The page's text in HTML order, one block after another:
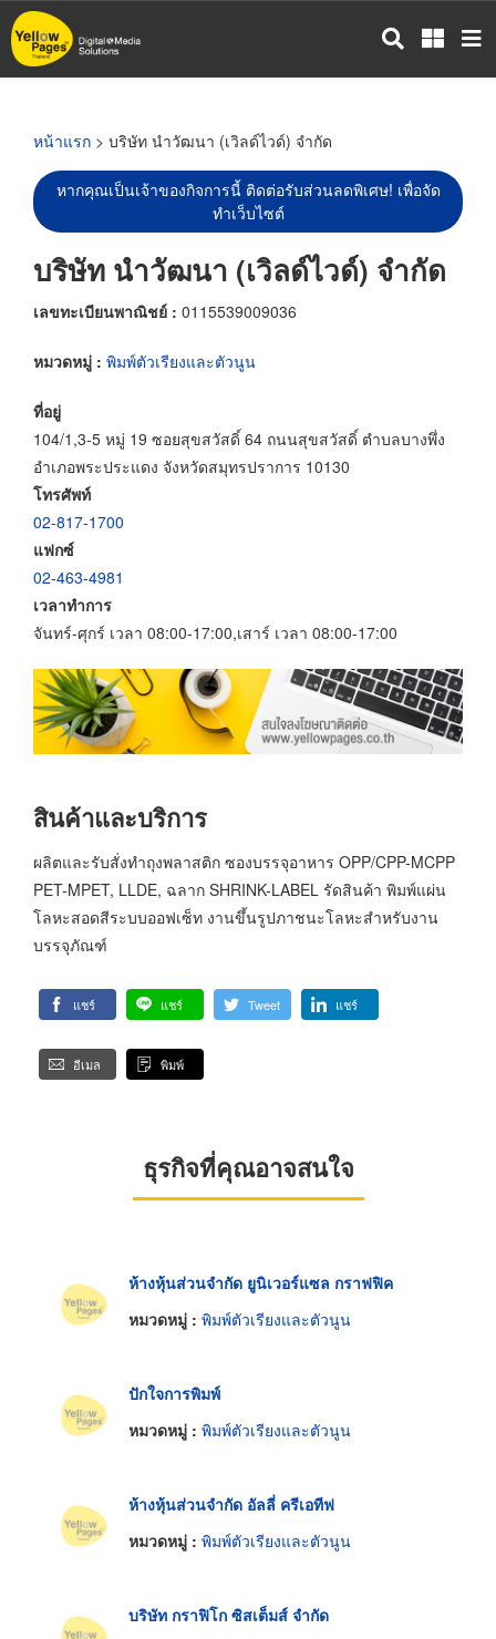
ข้าม
ไป
หน้าแรก > บริษัท นำวัฒนา (เวิลด์ไวด์) จำกัด
หากคุณเป็นเจ้าของกิจการนี้ ติดต่อรับส่วนลดพิเศษ! เพื่อจัด
ทำเว็บไซต์
บริษัท นำวัฒนา (เวิลด์ไวด์) จำกัด
เลขทะเบียนพาณิชย์ : 0115539009036
หมวดหมู่ : พิมพ์ตัวเรียงและตัวนูน
ที่อยู่
104/1,3-5 หมู่ 19 ซอยสุขสวัสดิ์ 64 ถนนสุขสวัสดิ์ ตำบลบางพึ่ง
อำเภอพระประแดง จังหวัดสมุทรปราการ 10130
โทรศัพท์
02-817-1700
แฟกซ์
02-463-4981
เวลาทำการ
จันทร์-ศุกร์ เวลา 08:00-17:00,เสาร์ เวลา 08:00-17:00
สินค้าและบริการ
ผลิตและรับสั่งทำถุงพลาสติก ซองบรรจุอาหาร OPP/CPP-MCPP
PET-MPET, LLDE, ฉลาก SHRINK-LABEL รัดสินค้า พิมพ์แผ่น
โลหะสอดสีระบบออฟเซ็ท งานขึ้นรูปภาชนะโลหะสำหรับงาน
บรรจุภัณฑ์
แชร์ แชร์ Tweet แชร์
อีเมล พิมพ์
ธุรกิจที่คุณอาจสนใจ
ห้างหุ้นส่วนจำกัด ยูนิเวอร์แซล กราฟฟิค
หมวดหมู่ : พิมพ์ตัวเรียงและตัวนูน
ปักใจการพิมพ์
หมวดหมู่ : พิมพ์ตัวเรียงและตัวนูน
ห้างหุ้นส่วนจำกัด อัลลี่ ครีเอทีฟ
หมวดหมู่ : พิมพ์ตัวเรียงและตัวนูน
บริษัท กราฟิโก ซิสเต็มส์ จำกัด